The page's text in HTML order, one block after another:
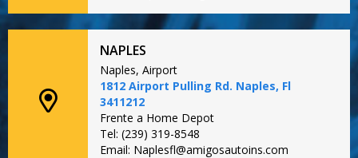
NAPLES
Naples, Airport
1812 Airport Pulling Rd. Naples, Fl
3411212
Frente a Home Depot
Tel: (239) 319-8548
Email: Naplesfl@amigosautoins.com